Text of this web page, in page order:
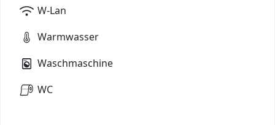
W-Lan
Warmwasser
Waschmaschine
WC